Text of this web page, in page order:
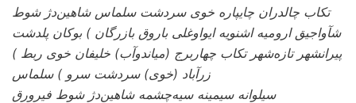
تکاب چالدران چایپاره خوی سردشت سلماس شاهین‌دژ شوط
شآواجیق ارومیه اشنویه ایواوغلی باروق بازرگان ) بوکان پلدشت
پیرانشهر تازه‌شهر تکاب چهاربرج (میاندوآب) خلیفان خوی ربط )
زرآباد (خوی) سردشت سرو ) سلماس
سیلوانه سیمینه سیه‌چشمه شاهین‌دژ شوط فیرورق